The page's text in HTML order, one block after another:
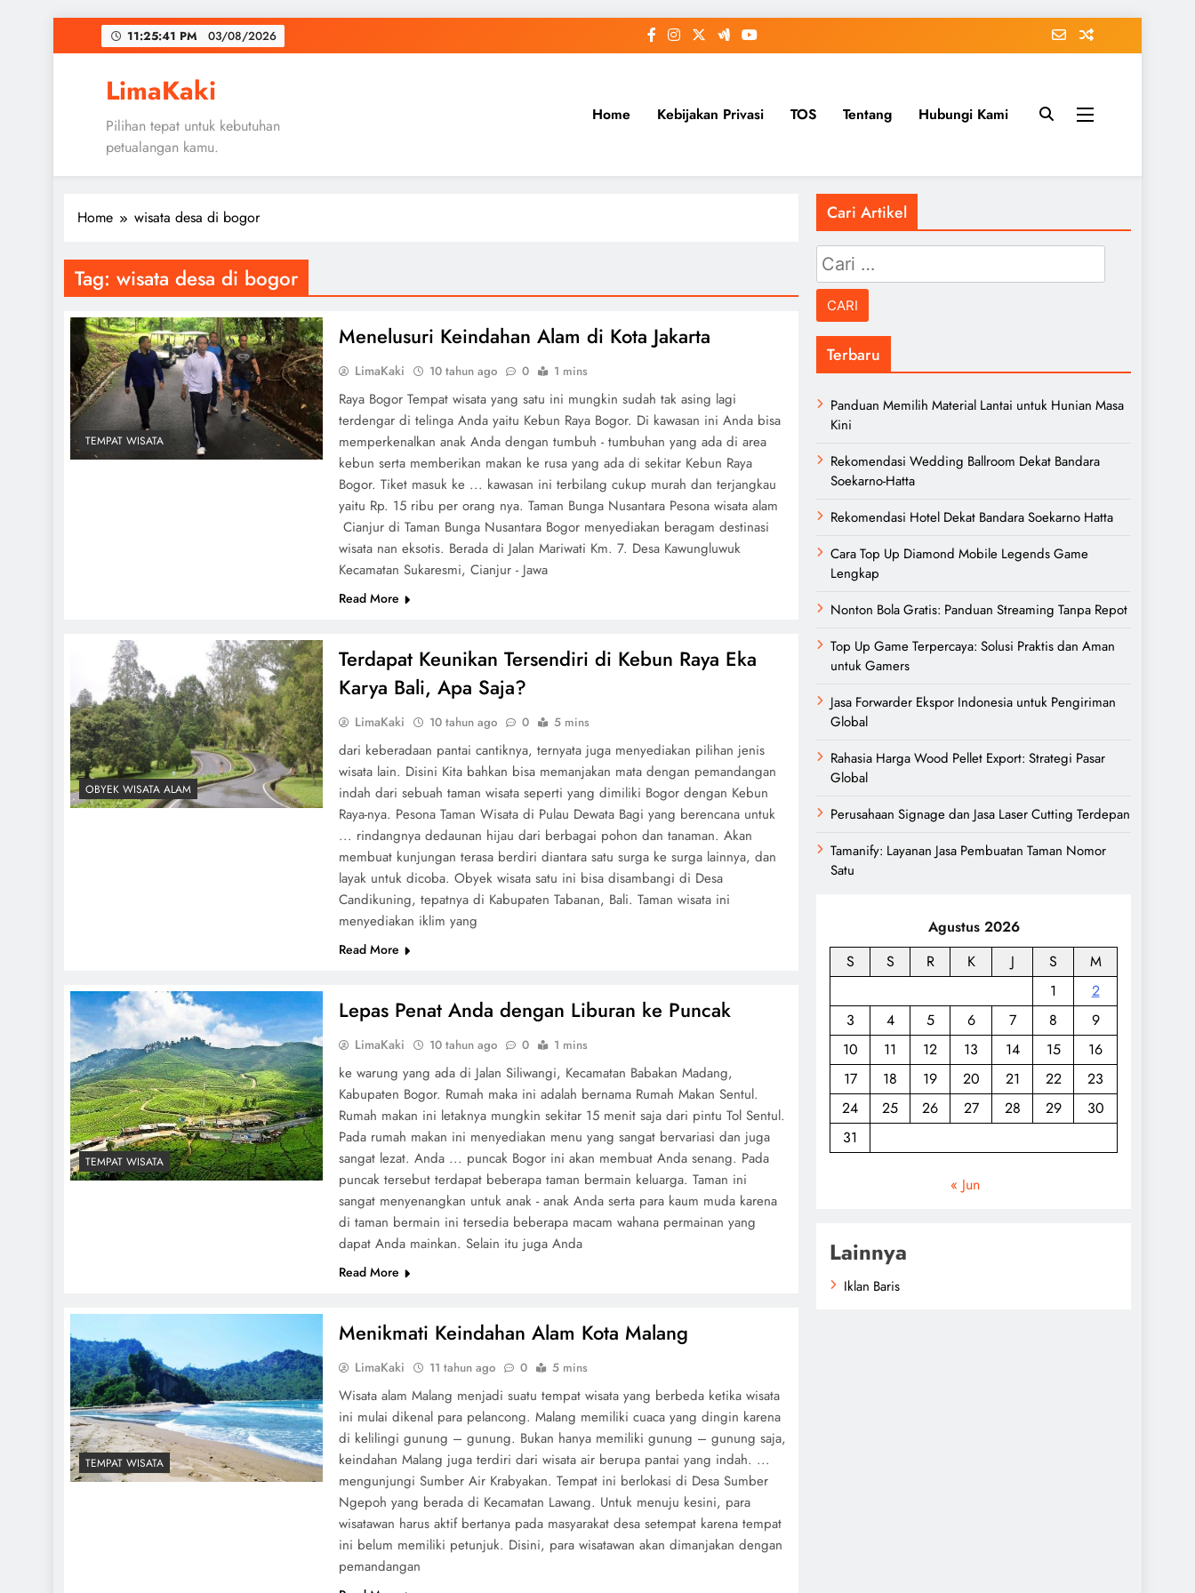
to
11:25:41 PM 03/08/2026
LimaKaki
Pilihan tepat untuk kebutuhan
petualangan kamu.
Home Kebijakan Privasi TOS Tentang Hubungi Kami
Home wisata desa di bogor
Tag: wisata desa di bogor
TEMPAT WISATA
Menelusuri Keindahan Alam di Kota Jakarta
LimaKaki 10 tahun ago 0 1 mins
Raya Bogor Tempat wisata yang satu ini mungkin sudah tak asing lagi
terdengar di telinga Anda yaitu Kebun Raya Bogor. Di kawasan ini Anda bisa
memperkenalkan anak Anda dengan tumbuh - tumbuhan yang ada di area
kebun serta memberikan makan ke rusa yang ada di sekitar Kebun Raya
Bogor. Tiket masuk ke ... kawasan ini terbilang cukup murah dan terjangkau
yaitu Rp. 15 ribu per orang nya. Taman Bunga Nusantara Pesona wisata alam
Cianjur di Taman Bunga Nusantara Bogor menyediakan beragam destinasi
wisata nan eksotis. Berada di Jalan Mariwati Km. 7. Desa Kawungluwuk
Kecamatan Sukaresmi, Cianjur - Jawa
Read More
OBYEK WISATA ALAM
Terdapat Keunikan Tersendiri di Kebun Raya Eka
Karya Bali, Apa Saja?
LimaKaki 10 tahun ago 0 5 mins
dari keberadaan pantai cantiknya, ternyata juga menyediakan pilihan jenis
wisata lain. Disini Kita bahkan bisa memanjakan mata dengan pemandangan
indah dari sebuah taman wisata seperti yang dimiliki Bogor dengan Kebun
Raya-nya. Pesona Taman Wisata di Pulau Dewata Bagi yang berencana untuk
... rindangnya dedaunan hijau dari berbagai pohon dan tanaman. Akan
membuat kunjungan terasa berdiri diantara satu surga ke surga lainnya, dan
layak untuk dicoba. Obyek wisata satu ini bisa disambangi di Desa
Candikuning, tepatnya di Kabupaten Tabanan, Bali. Taman wisata ini
menyediakan iklim yang
Read More
TEMPAT WISATA
Lepas Penat Anda dengan Liburan ke Puncak
LimaKaki 10 tahun ago 0 1 mins
ke warung yang ada di Jalan Siliwangi, Kecamatan Babakan Madang,
Kabupaten Bogor. Rumah maka ini adalah bernama Rumah Makan Sentul.
Rumah makan ini letaknya mungkin sekitar 15 menit saja dari pintu Tol Sentul.
Pada rumah makan ini menyediakan menu yang sangat bervariasi dan juga
sangat lezat. Anda ... puncak Bogor ini akan membuat Anda senang. Pada
puncak tersebut terdapat beberapa taman bermain keluarga. Taman ini
sangat menyenangkan untuk anak - anak Anda serta para kaum muda karena
di taman bermain ini tersedia beberapa macam wahana permainan yang
dapat Anda mainkan. Selain itu juga Anda
Read More
TEMPAT WISATA
Menikmati Keindahan Alam Kota Malang
LimaKaki 11 tahun ago 0 5 mins
Wisata alam Malang menjadi suatu tempat wisata yang berbeda ketika wisata
ini mulai dikenal para pelancong. Malang memiliki cuaca yang dingin karena
di kelilingi gunung – gunung. Bukan hanya memiliki gunung – gunung saja,
keindahan Malang juga terdiri dari wisata air berupa pantai yang indah. ...
mengunjungi Sumber Air Krabyakan. Tempat ini berlokasi di Desa Sumber
Ngepoh yang berada di Kecamatan Lawang. Untuk menuju kesini, para
wisatawan harus aktif bertanya pada masyarakat desa setempat karena tempat
ini belum memiliki petunjuk. Disini, para wisatawan akan dimanjakan dengan
pemandangan
Cari Artikel
Cari
untuk:
Terbaru
Panduan Memilih Material Lantai untuk Hunian Masa
Kini
Rekomendasi Wedding Ballroom Dekat Bandara
Soekarno-Hatta
Rekomendasi Hotel Dekat Bandara Soekarno Hatta
Cara Top Up Diamond Mobile Legends Game
Lengkap
Nonton Bola Gratis: Panduan Streaming Tanpa Repot
Top Up Game Terpercaya: Solusi Praktis dan Aman
untuk Gamers
Jasa Forwarder Ekspor Indonesia untuk Pengiriman
Global
Rahasia Harga Wood Pellet Export: Strategi Pasar
Global
Perusahaan Signage dan Jasa Laser Cutting Terdepan
Tamanify: Layanan Jasa Pembuatan Taman Nomor
Satu
Agustus 2026
S
S R K J S
M
1
2
3
4 5 6 7 8
9
10
11 12 13 14 15
16
17
18 19 20 21 22
23
24
25 26 27 28 29
30
31
« Jun
Lainnya
Iklan Baris